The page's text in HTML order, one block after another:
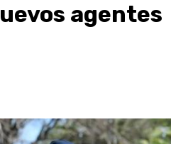
agentes